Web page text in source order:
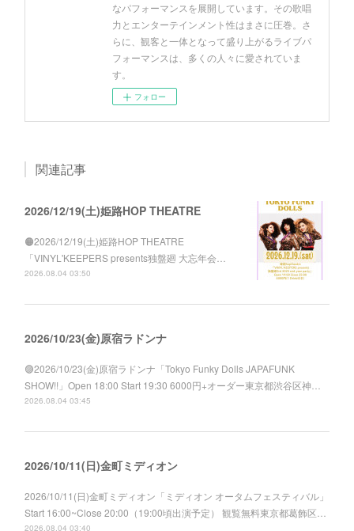
なパフォーマンスを展開しています。その歌唱
力とエンターテインメント性はまさに圧巻。さ
らに、観客と一体となって盛り上がるライブパ
フォーマンスは、多くの人々に愛されていま
す。
フォロー
関連記事
2026/12/19(土)姫路HOP THEATRE
🟠2026/12/19(土)姫路HOP THEATRE
「VINYL'KEEPERS presents独盤廻 大忘年会…
2026.08.04 03:50
2026/10/23(金)原宿ラドンナ
🟣2026/10/23(金)原宿ラドンナ「Tokyo Funky Dolls JAPAFUNK
SHOW!!」Open 18:00 Start 19:30 6000円+オーダー東京都渋谷区神…
2026.08.04 03:45
2026/10/11(日)金町ミディオン
2026/10/11(日)金町ミディオン「ミディオン オータムフェスティバル」
Start 16:00~Close 20:00（19:00頃出演予定） 観覧無料東京都葛飾区…
2026.08.04 03:40